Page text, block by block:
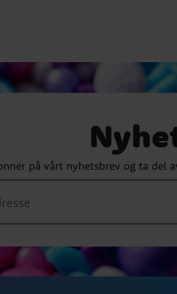
på vårt nyhetsbrev og ta del